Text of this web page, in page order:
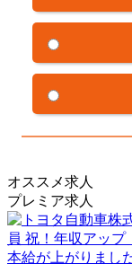
オススメ求人
プレミア求人